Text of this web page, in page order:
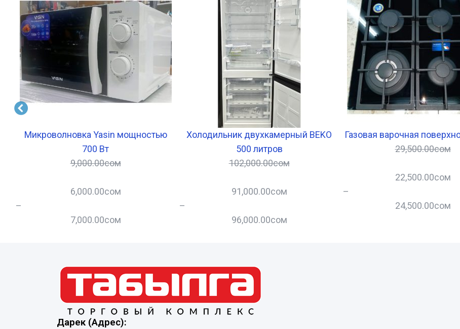
Микроволновка Yasin мощностью
700 Вт
9,000.00сом
6,000.00сом
–
7,000.00сом
Холодильник двухкамерный BEKO
500 литров
102,000.00сом
91,000.00сом
–
96,000.00сом
Газовая варочная
29,500.00сом
22,500.00сом
–
24,500.00сом
Дарек (Адрес):